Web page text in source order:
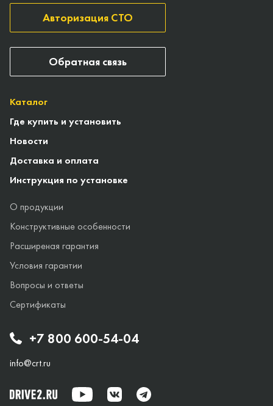
+7 800 600-54-04
info@crt.ru
Каталог
Где купить и установить
Новости
Доставка и оплата
Инструкция по установке
О продукции
Конструктивные особенности
Расширеная гарантия
Условия гарантии
Вопросы и ответы
Сертификаты
Авторизация СТО
Обратная связь